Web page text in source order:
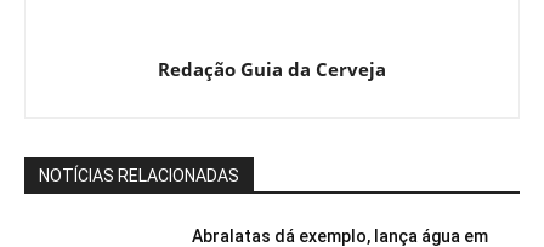
Redação Guia da Cerveja
NOTÍCIAS RELACIONADAS
Abralatas dá exemplo, lança água em